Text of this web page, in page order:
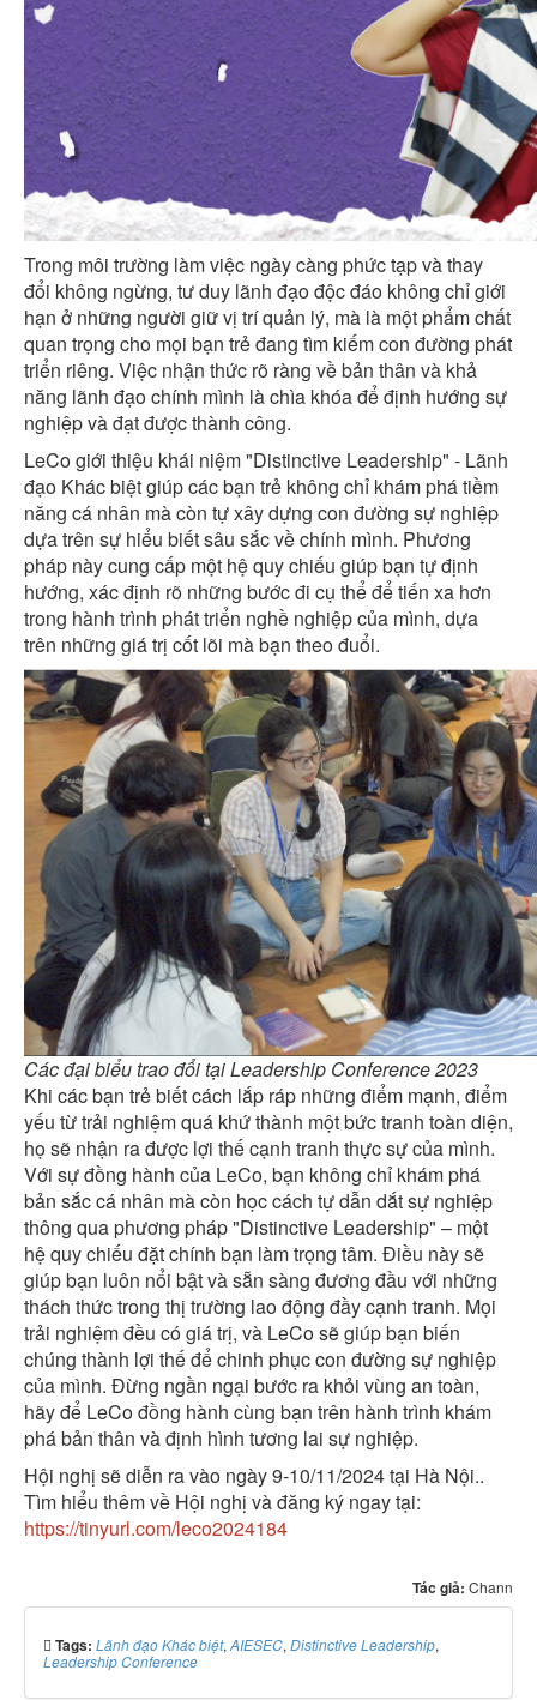
Trong môi trường làm việc ngày càng phức tạp và thay
đổi không ngừng, tư duy lãnh đạo độc đáo không chỉ giới
hạn ở những người giữ vị trí quản lý, mà là một phẩm chất
quan trọng cho mọi bạn trẻ đang tìm kiếm con đường phát
triển riêng. Việc nhận thức rõ ràng về bản thân và khả
năng lãnh đạo chính mình là chìa khóa để định hướng sự
nghiệp và đạt được thành công.
LeCo giới thiệu khái niệm "Distinctive Leadership" - Lãnh
đạo Khác biệt giúp các bạn trẻ không chỉ khám phá tiềm
năng cá nhân mà còn tự xây dựng con đường sự nghiệp
dựa trên sự hiểu biết sâu sắc về chính mình. Phương
pháp này cung cấp một hệ quy chiếu giúp bạn tự định
hướng, xác định rõ những bước đi cụ thể để tiến xa hơn
trong hành trình phát triển nghề nghiệp của mình, dựa
trên những giá trị cốt lõi mà bạn theo đuổi.
Các đại biểu trao đổi tại Leadership Conference 2023
Khi các bạn trẻ biết cách lắp ráp những điểm mạnh, điểm
yếu từ trải nghiệm quá khứ thành một bức tranh toàn diện,
họ sẽ nhận ra được lợi thế cạnh tranh thực sự của mình.
Với sự đồng hành của LeCo, bạn không chỉ khám phá
bản sắc cá nhân mà còn học cách tự dẫn dắt sự nghiệp
thông qua phương pháp "Distinctive Leadership" – một
hệ quy chiếu đặt chính bạn làm trọng tâm. Điều này sẽ
giúp bạn luôn nổi bật và sẵn sàng đương đầu với những
thách thức trong thị trường lao động đầy cạnh tranh. Mọi
trải nghiệm đều có giá trị, và LeCo sẽ giúp bạn biến
chúng thành lợi thế để chinh phục con đường sự nghiệp
của mình. Đừng ngần ngại bước ra khỏi vùng an toàn,
hãy để LeCo đồng hành cùng bạn trên hành trình khám
phá bản thân và định hình tương lai sự nghiệp.
Hội nghị sẽ diễn ra vào ngày 9-10/11/2024 tại Hà Nội..
Tìm hiểu thêm về Hội nghị và đăng ký ngay tại:
https://tinyurl.com/leco2024184
Tác giả: Chann
Tags: Lãnh đạo Khác biệt, AIESEC, Distinctive Leadership,
Leadership Conference